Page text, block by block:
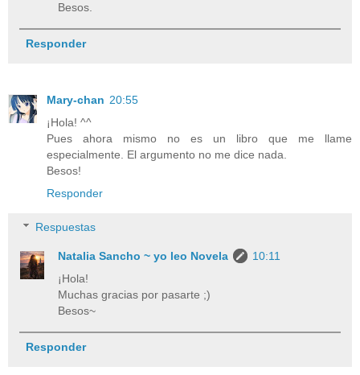
Besos.
Responder
Mary-chan 20:55
¡Hola! ^^
Pues ahora mismo no es un libro que me llame
especialmente. El argumento no me dice nada.
Besos!
Responder
Respuestas
Natalia Sancho ~ yo leo Novela
10:11
¡Hola!
Muchas gracias por pasarte ;)
Besos~
Responder